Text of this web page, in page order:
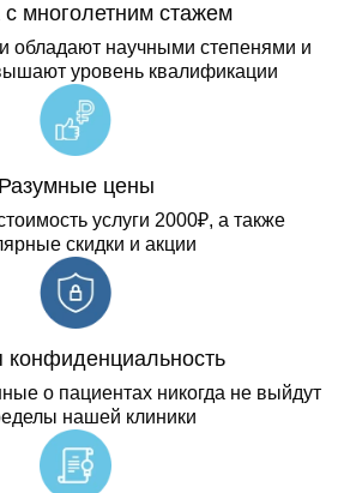
с многолетним стажем
обладают научными степенями и
уровень квалификации
Разумные цены
услуги 2000₽, а также
скидки и акции
конфиденциальность
о пациентах никогда не выйдут
нашей клиники